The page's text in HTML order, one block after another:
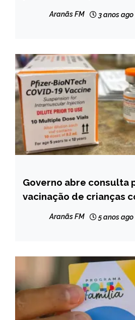
Aranãs FM 3 anos ago
BRASIL
NOTÍCIAS
Governo abre consulta
vacinação de crianças
Aranãs FM 5 anos ago